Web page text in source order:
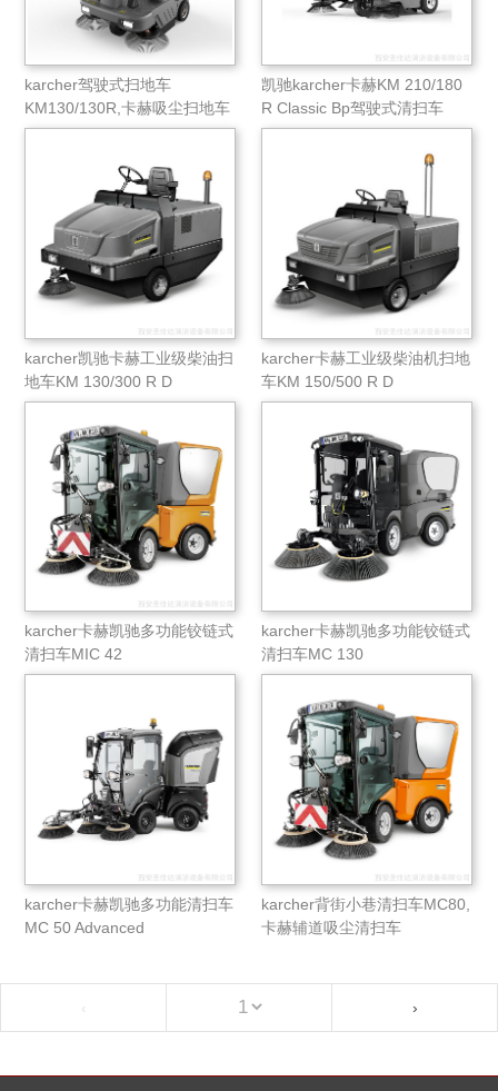
karcher驾驶式扫地车
KM130/130R,卡赫吸尘扫地车
凯驰karcher卡赫KM 210/180
R Classic Bp驾驶式清扫车
karcher凯驰卡赫工业级柴油扫
地车KM 130/300 R D
karcher卡赫工业级柴油机扫地
车​KM 150/500 R D
karcher卡赫凯驰多功能铰链式
清扫车MIC 42
karcher卡赫凯驰多功能铰链式
清扫车MC 130
karcher卡赫凯驰多功能清扫车
MC 50 Advanced
karcher背街小巷清扫车MC80,
卡赫辅道吸尘清扫车
‹ ›